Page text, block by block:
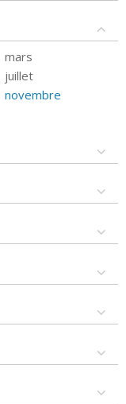
mars
juillet
novembre